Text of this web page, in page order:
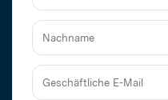
Vorname
Nachname